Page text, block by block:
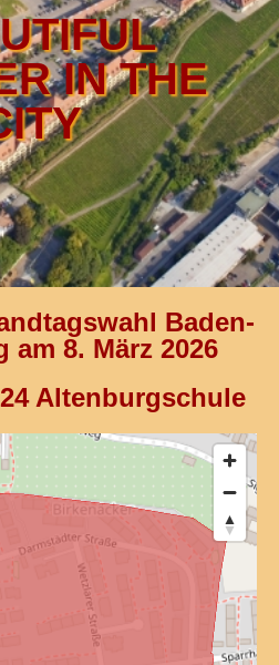
IN THE
Baden-
am 8. März 2026
Altenburgschule